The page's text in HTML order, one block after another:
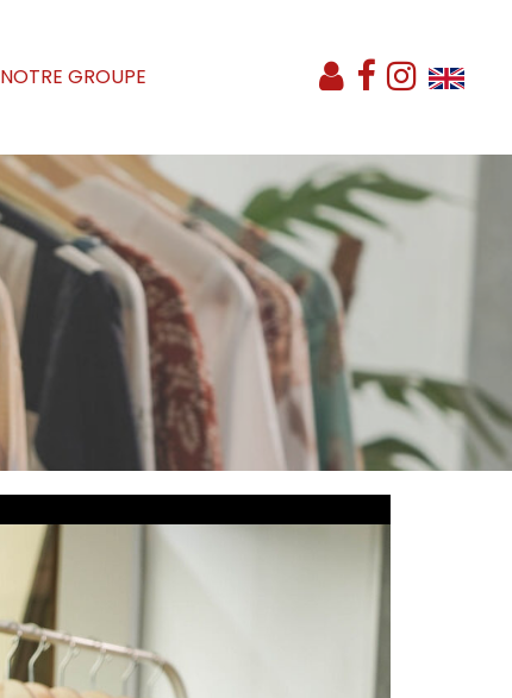
NOTRE GROUPE